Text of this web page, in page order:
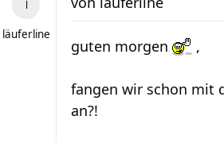
läuferline
guten morgen ,
fangen wir schon mit
an?!